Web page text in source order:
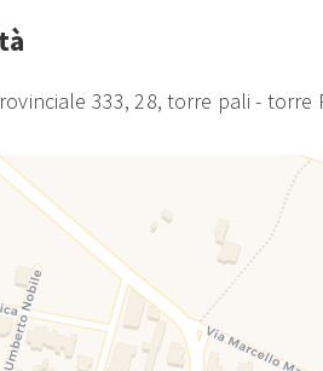
333, 28, torre pali - torre